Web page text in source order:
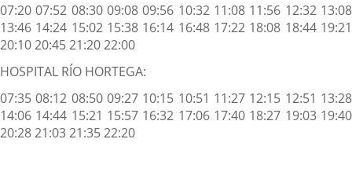
07:20 07:52 08:30 09:08 09:56 10:32 11:08 11:56 12:32 13:08
13:46 14:24 15:02 15:38 16:14 16:48 17:22 18:08 18:44 19:21
20:10 20:45 21:20 22:00
HOSPITAL RÍO HORTEGA:
07:35 08:12 08:50 09:27 10:15 10:51 11:27 12:15 12:51 13:28
14:06 14:44 15:21 15:57 16:32 17:06 17:40 18:27 19:03 19:40
20:28 21:03 21:35 22:20